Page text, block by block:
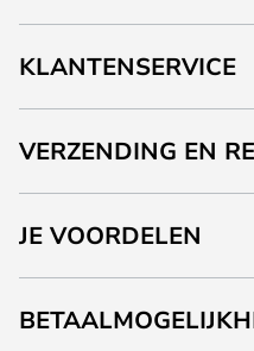
KLANTENSERVICE
VERZENDING EN
JE VOORDELEN